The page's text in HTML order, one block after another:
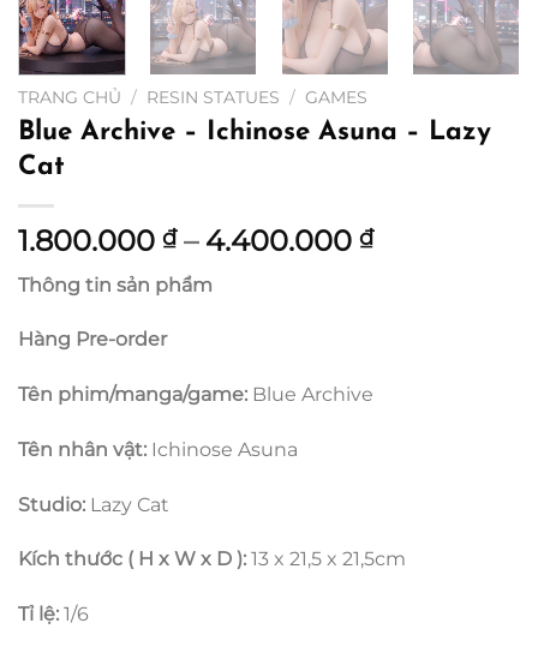
TRANG CHỦ / RESIN STATUES / GAMES
Blue Archive – Ichinose Asuna – Lazy
Cat
1.800.000 ₫ – 4.400.000 ₫Khoảng
Thông tin sản phẩm
Hàng Pre-order
Tên phim/manga/game: Blue Archive
Tên nhân vật: Ichinose Asuna
Studio: Lazy Cat
Kích thước ( H x W x D ): 13 x 21,5 x 21,5cm
Tỉ lệ: 1/6